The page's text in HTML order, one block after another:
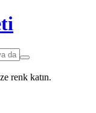
renk katın.